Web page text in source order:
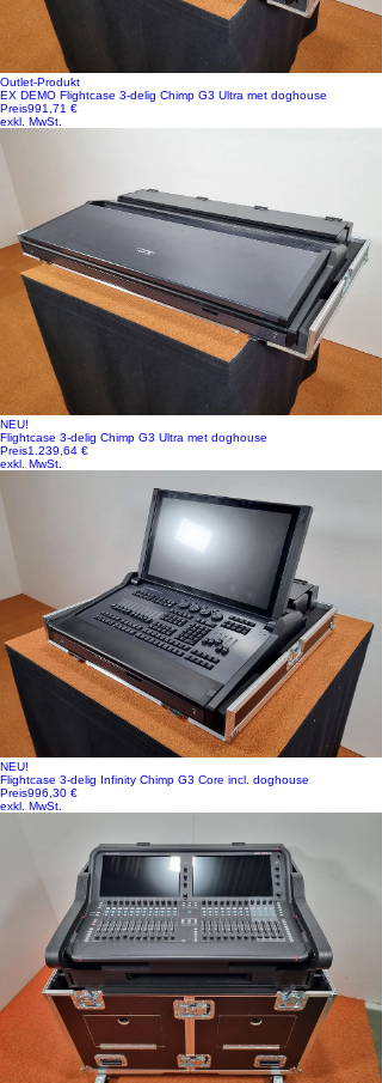
Outlet-Produkt
EX DEMO Flightcase 3-delig Chimp G3 Ultra met doghouse
Preis991,71 €
exkl. MwSt.
NEU!
Flightcase 3-delig Chimp G3 Ultra met doghouse
Preis1.239,64 €
exkl. MwSt.
NEU!
Flightcase 3-delig Infinity Chimp G3 Core incl. doghouse
Preis996,30 €
exkl. MwSt.